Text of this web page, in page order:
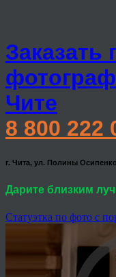
Заказать
Чите
8 800 222
г. Чита, ул. Полины
Дарите близким
Статуэтка по фото с